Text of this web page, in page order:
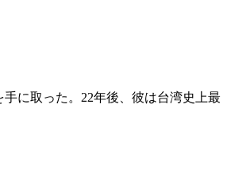
に取った。22年後、彼は台湾史上最